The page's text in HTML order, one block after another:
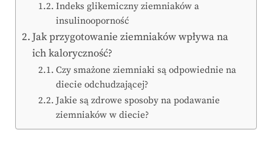
Indeks glikemiczny ziemniaków a
insulinooporność
Jak przygotowanie ziemniaków wpływa na
ich kaloryczność?
Czy smażone ziemniaki są odpowiednie na
diecie odchudzającej?
Jakie są zdrowe sposoby na podawanie
ziemniaków w diecie?